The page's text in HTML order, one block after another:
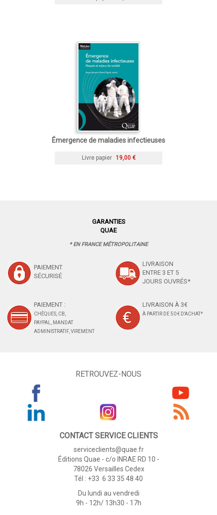
Émergence de maladies infectieuses
Livre papier 19,00 €
GARANTIES
QUAE
* EN FRANCE MÉTROPOLITAINE
PAIEMENT
SÉCURISÉ
LIVRAISON
ENTRE 3 ET 5
JOURS OUVRÉS*
PAIEMENT :
CHÈQUES, CB,
PAYPAL, MANDAT
ADMINISTRATIF, VIREMENT
LIVRAISON À 3€
À PARTIR DE 50 € D'ACHAT*
RETROUVEZ-NOUS
CONTACT SERVICE CLIENTS
serviceclients@quae.fr
Éditions Quae - c/o INRAE RD 10 -
78026 Versailles Cedex
Tél : +33 6 33 35 48 40
Du lundi au vendredi
9h - 12h/ 13h30 - 17h